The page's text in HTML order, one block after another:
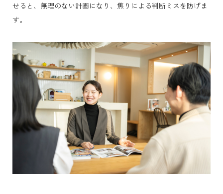
せると、無理のない計画になり、焦りによる判断ミスを防げま
す。